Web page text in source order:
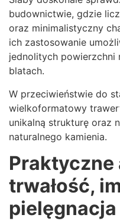
budownictwie, gdzie
oraz minimalistyczny
ich zastosowanie
jednolitych powierzchni
blatach.
W przeciwieństwie do
wielkoformatowy
unikalną strukturę oraz
naturalnego kamienia.
Praktyczne
trwałość,